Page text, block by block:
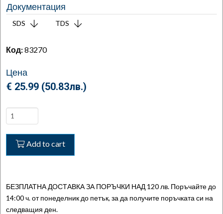
Документация
SDS TDS
Код:83270
Цена
€ 25.99 (50.83лв.)
Etch
Primer
-
Грунд
за
Add to cart
БЕЗПЛАТНА ДОСТАВКА ЗА ПОРЪЧКИ НАД 120 лв. Поръчайте до
14:00 ч. от понеделник до петък, за да получите поръчката си на
следващия ден.